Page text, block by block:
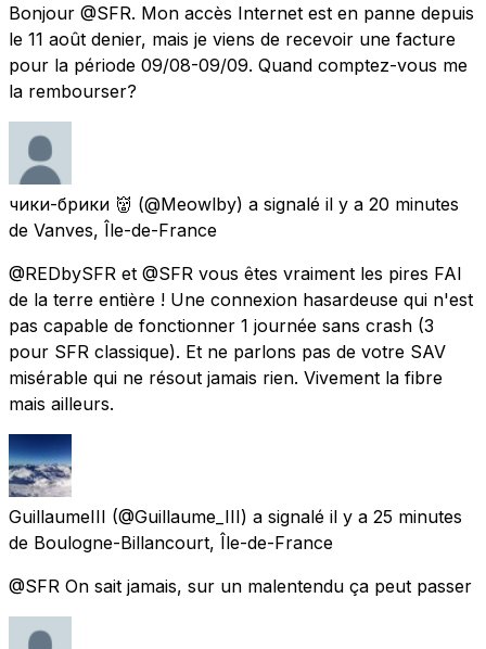
Bonjour @SFR. Mon accès Internet est en panne depuis
le 11 août denier, mais je viens de recevoir une facture
pour la période 09/08-09/09. Quand comptez-vous me
la rembourser?
чики-брики 👹 (@Meowlby) a signalé il y a 20 minutes
de Vanves, Île-de-France
@REDbySFR et @SFR vous êtes vraiment les pires FAI
de la terre entière ! Une connexion hasardeuse qui n'est
pas capable de fonctionner 1 journée sans crash (3
pour SFR classique). Et ne parlons pas de votre SAV
misérable qui ne résout jamais rien. Vivement la fibre
mais ailleurs.
GuillaumeIII (@Guillaume_III) a signalé il y a 25 minutes
de Boulogne-Billancourt, Île-de-France
@SFR On sait jamais, sur un malentendu ça peut passer